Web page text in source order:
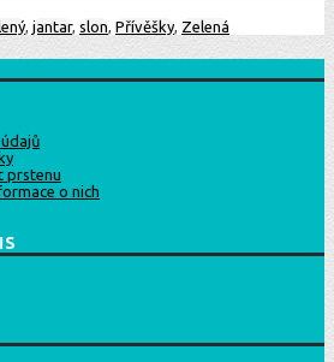
, jantar, slon, Přívěšky, Zelená
prstenu
o nich